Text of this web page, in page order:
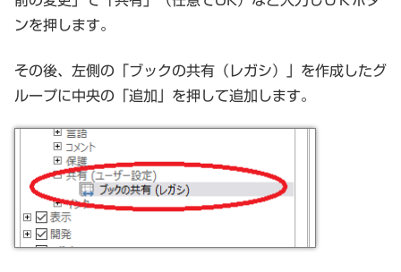
ンを押します。
その後、左側の「ブックの共有（レガシ）」を作成したグ
ループに中央の「追加」を押して追加します。